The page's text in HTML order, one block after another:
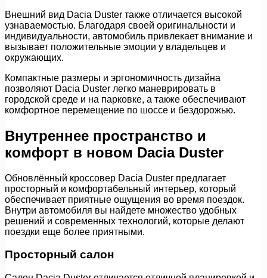
Внешний вид Dacia Duster также отличается высокой
узнаваемостью. Благодаря своей оригинальности и
индивидуальности, автомобиль привлекает внимание и
вызывает положительные эмоции у владельцев и
окружающих.
Компактные размеры и эргономичность дизайна
позволяют Dacia Duster легко маневрировать в
городской среде и на парковке, а также обеспечивают
комфортное перемещение по шоссе и бездорожью.
Внутреннее пространство и
комфорт в новом Dacia Duster
Обновлённый кроссовер Dacia Duster предлагает
просторный и комфортабельный интерьер, который
обеспечивает приятные ощущения во время поездок.
Внутри автомобиля вы найдете множество удобных
решений и современных технологий, которые делают
поездки еще более приятными.
Просторный салон